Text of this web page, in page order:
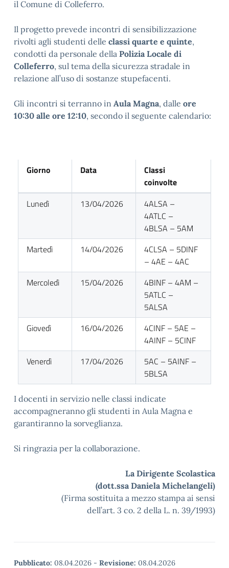
il Comune di Colleferro.
Il progetto prevede incontri di sensibilizzazione
rivolti agli studenti delle classi quarte e quinte,
condotti da personale della Polizia Locale di
Colleferro, sul tema della sicurezza stradale in
relazione all’uso di sostanze stupefacenti.
Gli incontri si terranno in Aula Magna, dalle ore
10:30 alle ore 12:10, secondo il seguente calendario:
Giorno Data
Classi
coinvolte
Lunedì
13/04/2026
4ALSA –
4ATLC –
4BLSA – 5AM
Martedì
14/04/2026
4CLSA – 5DINF
– 4AE – 4AC
Mercoledì
15/04/2026
4BINF – 4AM –
5ATLC –
5ALSA
Giovedì
16/04/2026
4CINF – 5AE –
4AINF – 5CINF
Venerdì
17/04/2026
5AC – 5AINF –
5BLSA
I docenti in servizio nelle classi indicate
accompagneranno gli studenti in Aula Magna e
garantiranno la sorveglianza.
Si ringrazia per la collaborazione.
La Dirigente Scolastica
(dott.ssa Daniela Michelangeli)
(Firma sostituita a mezzo stampa ai sensi
dell’art. 3 co. 2 della L. n. 39/1993)
Pubblicato: 08.04.2026 - Revisione: 08.04.2026